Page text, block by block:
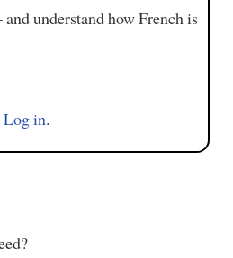
understand how French is
Log in.